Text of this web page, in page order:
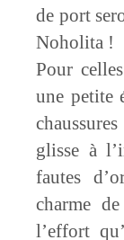
de port
Noholita !
Pour
une petite
glisse à
fautes
charme
l’effort